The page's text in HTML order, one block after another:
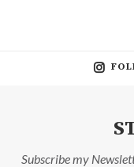
Subscribe my